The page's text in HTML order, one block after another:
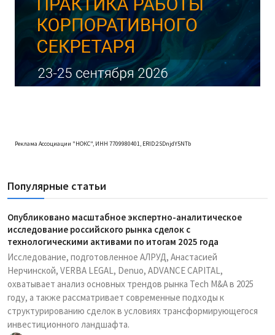
Реклама Ассоциации "НОКС", ИНН 7709980401, ERID:2SDnjdY5NTb
Популярные статьи
Опубликовано масштабное экспертно-аналитическое
исследование российского рынка сделок с
технологическими активами по итогам 2025 года
Исследование, подготовленное АЛРУД, Анастасией
Нерчинской, VERBA LEGAL, Denuo, ADVANCE CAPITAL,
охватывает анализ основных трендов рынка Tech M&A в 2025
году, а также рассматривает современные подходы к
структурированию сделок в условиях трансформирующегося
инвестиционного ландшафта.